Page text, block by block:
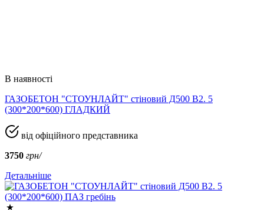
В наявності
ГАЗОБЕТОН "СТОУНЛАЙТ" стіновий Д500 В2. 5
(300*200*600) ГЛАДКИЙ
від офіційного представника
3750 грн/
Детальніше